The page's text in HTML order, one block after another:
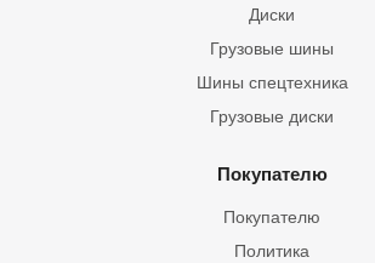
Грузовые шины
Шины спецтехника
Диски
Грузовые диски
Покупателю
Покупателю
Политика